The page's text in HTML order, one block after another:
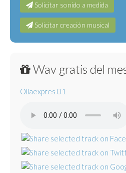
Solicitar sonido a medida
Solicitar creación musical
Wav gratis del
Ollaexpres 01